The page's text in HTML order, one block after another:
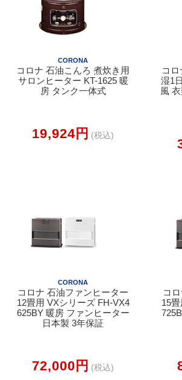
CORONA
コロナ 石油こんろ 煮炊き用
サロンヒーター KT-1625 暖
房 タンク一体式
19,924円 (税込)
コ
湿1
風
CORONA
コロナ 石油ファンヒーター
12畳用 VXシリーズ FH-VX4
625BY 暖房 ファンヒーター
日本製 3年保証
72,000円 (税込)
コ
15